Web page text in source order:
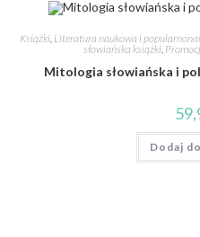
Książki Literatura naukowa i
słowiańska książki,
Mitologia słowiańska i
Dodaj